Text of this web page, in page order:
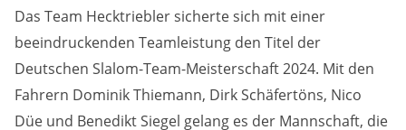
Das Team Hecktriebler sicherte sich mit einer
beeindruckenden Teamleistung den Titel der
Deutschen Slalom-Team-Meisterschaft 2024. Mit den
Fahrern Dominik Thiemann, Dirk Schäfertöns, Nico
Düe und Benedikt Siegel gelang es der Mannschaft, die
Google LLC
Zweck:
Cookies, die ggf. zur Einbettung und Bereitstellung
von Videos auf unserer Website gesetzt werden.